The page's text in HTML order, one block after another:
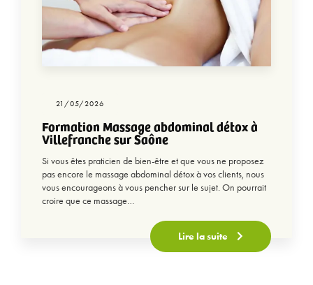
21/05/2026
Formation Massage abdominal détox à
Villefranche sur Saône
Si vous êtes praticien de bien-être et que vous ne proposez
pas encore le massage abdominal détox à vos clients, nous
vous encourageons à vous pencher sur le sujet. On pourrait
croire que ce massage…
Lire la suite